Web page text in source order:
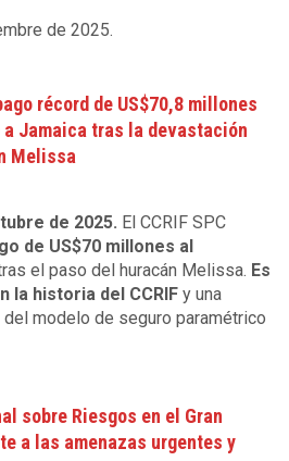
de 2025.
récord de US$70,8 millones
Jamaica tras la devastación
Melissa
de 2025. El CCRIF SPC
de US$70 millones al
el paso del huracán Melissa. Es
la historia del CCRIF y una
modelo de seguro paramétrico
sobre Riesgos en el Gran
a las amenazas urgentes y